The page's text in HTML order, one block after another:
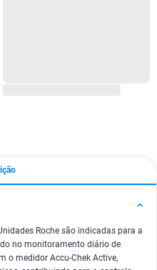
Roche são indicadas para a
no monitoramento diário de
o medidor Accu-Chek Active,